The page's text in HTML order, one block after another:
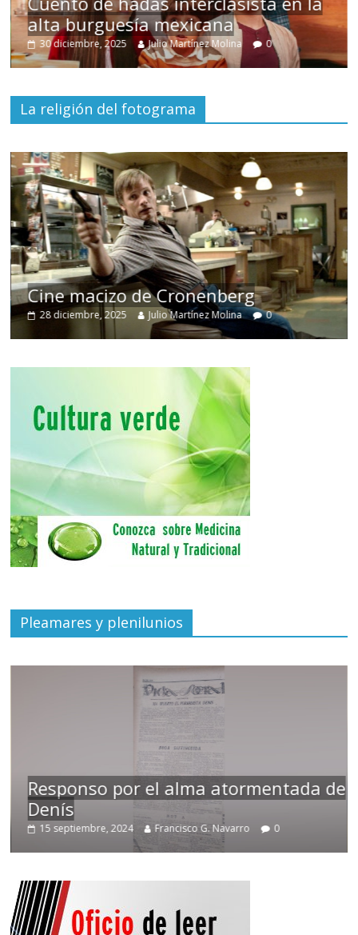
alta burguesía mexicana
30 diciembre, 2025 Julio Martínez Molina 0
La religión del fotograma
Cine macizo de Cronenberg
28 diciembre, 2025 Julio Martínez Molina 0
Pleamares y plenilunios
Responso por el alma atormentada de
Denís
15 septiembre, 2024 Francisco G. Navarro 0